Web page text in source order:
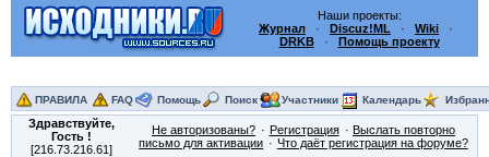
Наши проекты:
Журнал · Discuz!ML · Wiki ·
DRKB· Помощь проекту
ПРАВИЛА FAQ Помощь Поиск Участники Календарь
Здравствуйте,
Гость!
[216.73.216.61]
Не авторизованы? Регистрация
Выслать повторно
письмо для активации
Что даёт регистрация на форуме?